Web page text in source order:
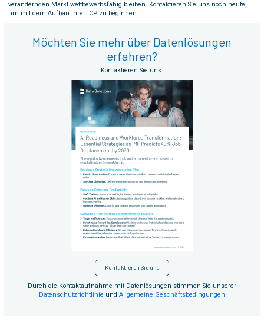
verändernden Markt wettbewerbsfähig bleiben. Kontaktieren Sie uns noch heute,
um mit dem Aufbau Ihrer ICP zu beginnen.
Möchten Sie mehr über Datenlösungen
erfahren?
Kontaktieren Sie uns.
Kontaktieren Sie uns
Durch die Kontaktaufnahme mit Datenlösungen stimmen Sie unserer
Datenschutzrichtlinie und Allgemeine Geschäftsbedingungen